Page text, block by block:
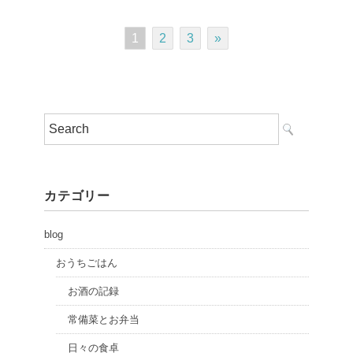
1 2 3 »
カテゴリー
blog
おうちごはん
お酒の記録
常備菜とお弁当
日々の食卓